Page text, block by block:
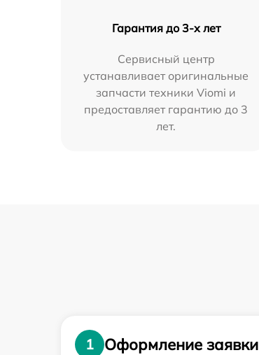
Гарантия до 3-х лет
Сервисный центр
устанавливает оригинальные
запчасти техники Viomi и
предоставляет гарантию до 3
лет.
1
Оформление заявки